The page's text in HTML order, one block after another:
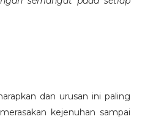
dan urusan ini paling
kejenuhan sampai